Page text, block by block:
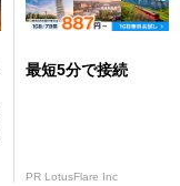
最短5分で接続
PR LotusFlare Inc